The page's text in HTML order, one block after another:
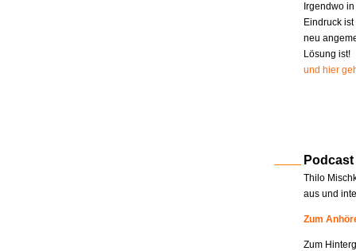
Irgendwo
Eindruck
neu
Lösung ist!
und hier
Podcast
Thilo
aus und
Zum
Zum